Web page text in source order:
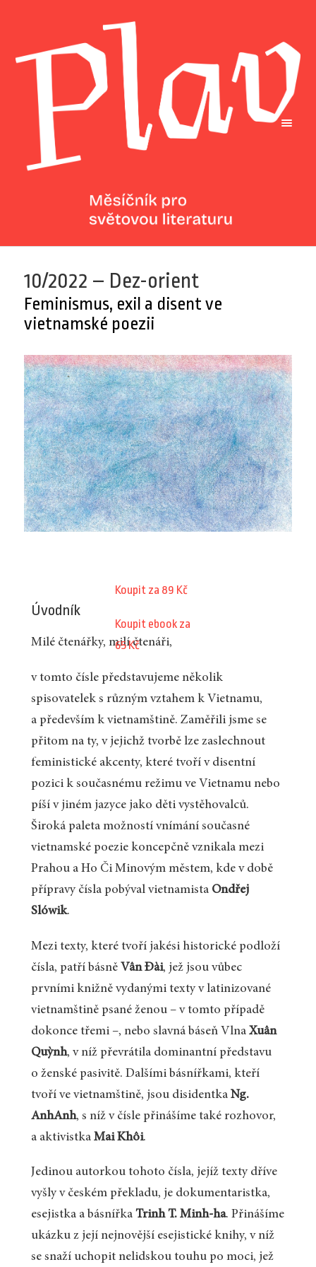
10/2022 – Dez-orient
Feminismus, exil a disent ve
vietnamské poezii
Koupit za 89 Kč
Koupit ebook za
65 Kč
Úvodník
Milé čtenářky, milí čtenáři,
v tomto čísle představujeme několik
spisovatelek s různým vztahem k Vietnamu,
a především k vietnamštině. Zaměřili jsme se
přitom na ty, v jejichž tvorbě lze zaslechnout
feministické akcenty, které tvoří v disentní
pozici k současnému režimu ve Vietnamu nebo
píší v jiném jazyce jako děti vystěhovalců.
Široká paleta možností vnímání současné
vietnamské poezie koncepčně vznikala mezi
Prahou a Ho Či Minovým městem, kde v době
přípravy čísla pobýval vietnamista Ondřej
Slówik.
Mezi texty, které tvoří jakési historické podloží
čísla, patří básně Vân Đài, jež jsou vůbec
prvními knižně vydanými texty v latinizované
vietnamštině psané ženou – v tomto případě
dokonce třemi –, nebo slavná báseň Vlna Xuân
Quỳnh, v níž převrátila dominantní představu
o ženské pasivitě. Dalšími básnířkami, kteří
tvoří ve vietnamštině, jsou disidentka Ng.
AnhAnh, s níž v čísle přinášíme také rozhovor,
a aktivistka Mai Khôi.
Jedinou autorkou tohoto čísla, jejíž texty dříve
vyšly v českém překladu, je dokumentaristka,
esejistka a básnířka Trinh T. Minh­-ha. Přinášíme
ukázku z její nejnovější esejistické knihy, v níž
se snaží uchopit nelidskou touhu po moci, jež